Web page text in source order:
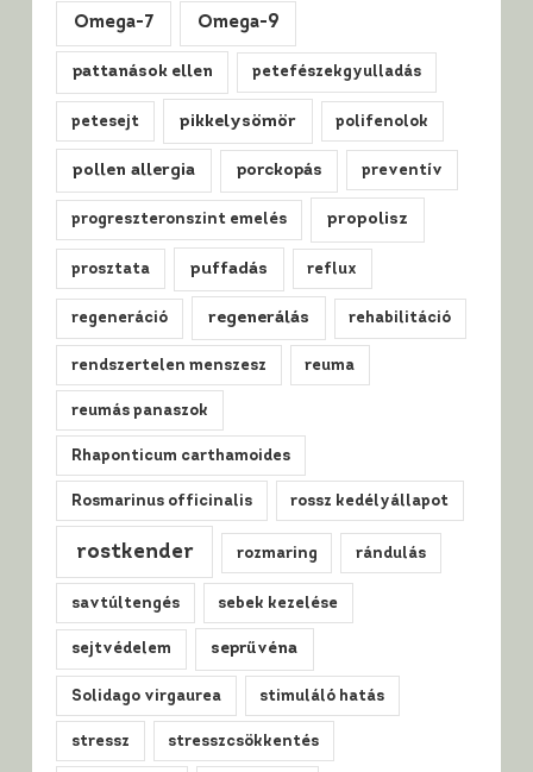
Omega-7 Omega-9
pattanások ellen petefészekgyulladás
petesejt pikkelysömör polifenolok
pollen allergia porckopás preventív
progreszteronszint emelés propolisz
prosztata puffadás reflux
regeneráció regenerálás rehabilitáció
rendszertelen menszesz reuma
reumás panaszok
Rhaponticum carthamoides
Rosmarinus officinalis rossz kedélyállapot
rostkender rozmaring rándulás
savtúltengés sebek kezelése
sejtvédelem seprűvéna
Solidago virgaurea stimuláló hatás
stressz stresszcsökkentés